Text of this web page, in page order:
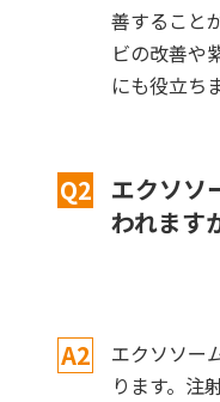
善すること
ビの改善や
にも役立ち
Q2
エクソソ
われます
A2
エクソソー
ります。注